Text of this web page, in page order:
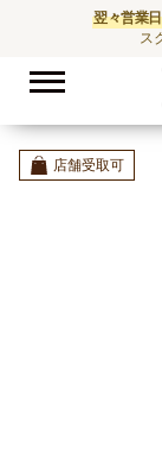
翌々営業
スク
店舗受取可